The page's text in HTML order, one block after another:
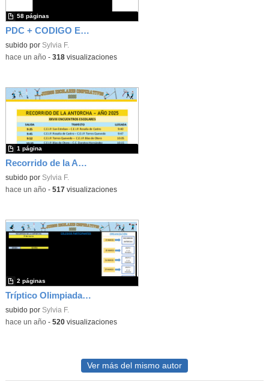
PDC + CODIGO ESCUELA 4.0 2024/25
subido por Sylvia F.
58 páginas
-hace un año- 318visualizaciones
Recorrido de la Antorcha Juegos Cooperativos Coslada 2025
subido por Sylvia F.
1 página
-hace un año- 517visualizaciones
Tríptico Olimpiadas 2025
subido por Sylvia F.
2 páginas
-hace un año- 520visualizaciones
Ver más del mismo autor